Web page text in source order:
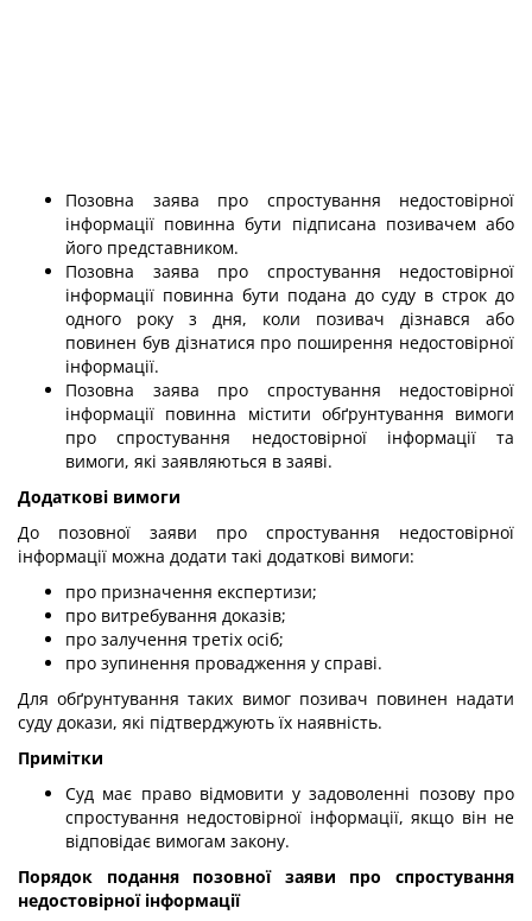
Позовна заява про спростування недостовірної
інформації повинна бути підписана позивачем або
його представником.
Позовна заява про спростування недостовірної
інформації повинна бути подана до суду в строк до
одного року з дня, коли позивач дізнався або
повинен був дізнатися про поширення недостовірної
інформації.
Позовна заява про спростування недостовірної
інформації повинна містити обґрунтування вимоги
про спростування недостовірної інформації та
вимоги, які заявляються в заяві.
Додаткові вимоги
До позовної заяви про спростування недостовірної
інформації можна додати такі додаткові вимоги:
про призначення експертизи;
про витребування доказів;
про залучення третіх осіб;
про зупинення провадження у справі.
Для обґрунтування таких вимог позивач повинен надати
суду докази, які підтверджують їх наявність.
Примітки
Суд має право відмовити у задоволенні позову про
спростування недостовірної інформації, якщо він не
відповідає вимогам закону.
Порядок подання позовної заяви про спростування
недостовірної інформації